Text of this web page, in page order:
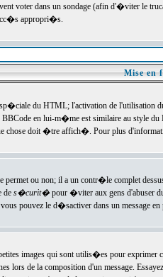
voter dans un sondage (afin d'�viter le
appropri�s.
Mise en
du HTML; l'activation de l'utilisation
en lui-m�me est similaire au style
doit �tre affich�. Pour plus
permet ou non; il a un contr�le complet
de s�curit�pour �viter aux gens d'abuser
pouvez le d�sactiver dans un message en
images qui sont utilis�es pour exprimer
de la composition d'un message.